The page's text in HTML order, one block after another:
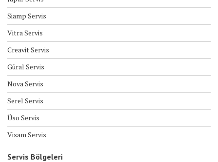
Siamp Servis
Vitra Servis
Creavit Servis
Güral Servis
Nova Servis
Serel Servis
Üso Servis
Visam Servis
Servis Bölgeleri